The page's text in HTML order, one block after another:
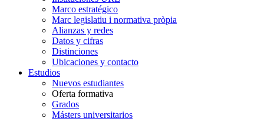
Marco estratégico
Marc legislatiu i normativa pròpia
Alianzas y redes
Datos y cifras
Distinciones
Ubicaciones y contacto
Estudios
Nuevos estudiantes
Oferta formativa
Grados
Másters universitarios